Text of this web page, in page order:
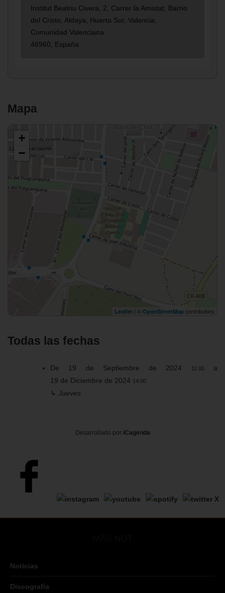
Institut Beatriu Civera, 2, Carrer la Amistat, Barrio
del Cristo, Aldaya, Huerta Sur, Valencia,
Comunidad Valenciana
46960, España
Mapa
+
−
Leaflet | © OpenStreetMap contributors
Todas las fechas
De 19 de Septiembre de 2024 11:00
a
19 de Diciembre de 2024 14:00
↳ Jueves
Desarrollado por iCagenda
Noticias
Discografía